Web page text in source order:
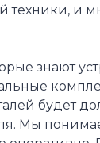
техники, и
знают
будет
Мы